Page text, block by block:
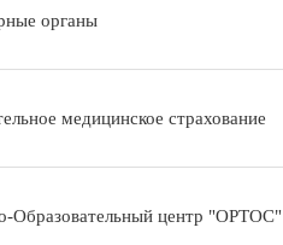
органы
медицинское страхование
Образовательный центр "ОРТОС"